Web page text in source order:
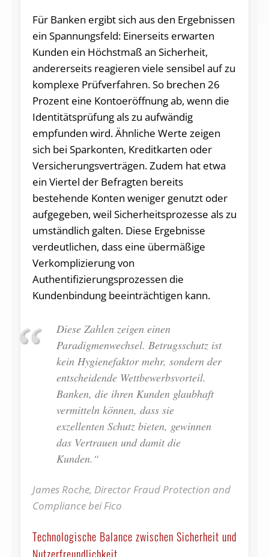
Für Banken ergibt sich aus den Ergebnissen
ein Spannungsfeld: Einerseits erwarten
Kunden ein Höchstmaß an Sicherheit,
andererseits reagieren viele sensibel auf zu
komplexe Prüfverfahren. So brechen 26
Prozent eine Kontoeröffnung ab, wenn die
Identitätsprüfung als zu aufwändig
empfunden wird. Ähnliche Werte zeigen
sich bei Sparkonten, Kreditkarten oder
Versicherungsverträgen. Zudem hat etwa
ein Viertel der Befragten bereits
bestehende Konten weniger genutzt oder
aufgegeben, weil Sicherheitsprozesse als zu
umständlich galten. Diese Ergebnisse
verdeutlichen, dass eine übermäßige
Verkomplizierung von
Authentifizierungsprozessen die
Kundenbindung beeinträchtigen kann.
Diese Zahlen zeigen einen
Paradigmenwechsel. Betrugsschutz ist
kein Hygienefaktor mehr, sondern der
entscheidende Wettbewerbsvorteil.
Banken, die ihren Kunden glaubhaft
vermitteln können, dass sie
exzellenten Schutz bieten, gewinnen
das Vertrauen und damit die
Kunden.“
James Roche, Director Fraud Protection and
Compliance bei Fico
Technologische Balance zwischen Sicherheit und
Nutzerfreundlichkeit